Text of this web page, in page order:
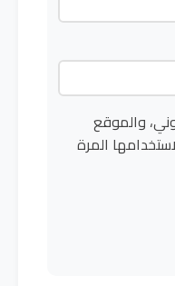
والموقع
المرة